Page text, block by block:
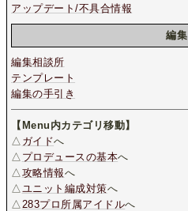
アップデート/不具合情報
編集
編集相談所
テンプレート
編集の手引き
【Menu内カテゴリ移動】
△ ガイドへ
△ プロデュースの基本へ
△ 攻略情報へ
△ ユニット編成対策へ
△ 283プロ所属アイドルへ